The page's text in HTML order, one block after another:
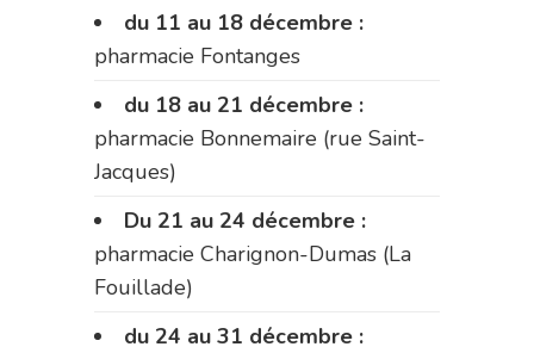
du 11 au 18 décembre :
pharmacie Fontanges
du 18 au 21 décembre :
pharmacie Bonnemaire (rue Saint-
Jacques)
Du 21 au 24 décembre :
pharmacie Charignon-Dumas (La
Fouillade)
du 24 au 31 décembre :